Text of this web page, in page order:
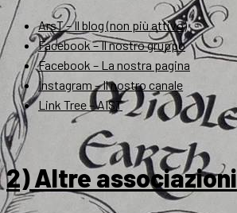
ArsT – Il blog (non più attivo)
Facebook – Il nostro gruppo
Facebook – La nostra pagina
Instagram – Il nostro canale
Link Tree – AIST
2) Altre associazioni